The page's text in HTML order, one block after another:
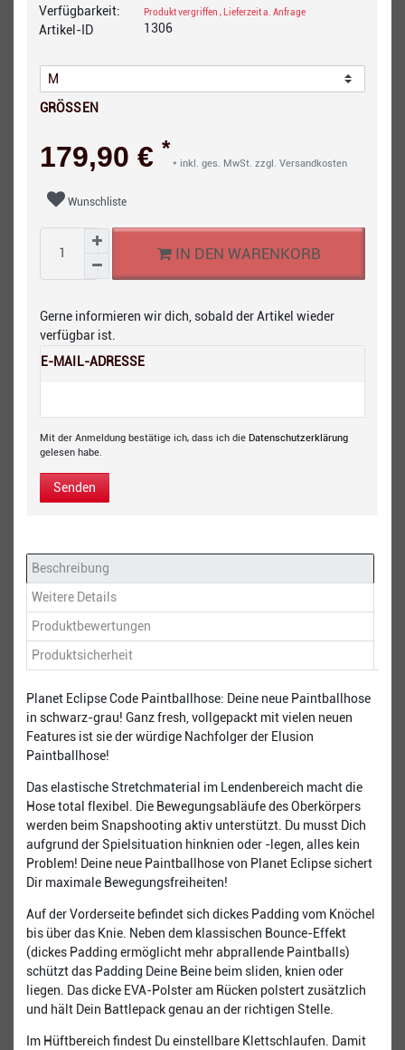
Verfügbarkeit:
Artikel-ID
Produkt vergriffen , Lieferzeit a. Anfrage
1306
GRÖSSEN
179,90 € *
* inkl. ges. MwSt. zzgl. Versandkosten
Wunschliste
IN DEN WARENKORB
Gerne informieren wir dich, sobald der Artikel wieder
verfügbar ist.
E-MAIL-ADRESSE
Mit der Anmeldung bestätige ich, dass ich die Daten­schutz­erklärung
gelesen habe.
Senden
Beschreibung
Weitere Details
Produktbewertungen
Produktsicherheit
Planet Eclipse Code Paintballhose: Deine neue Paintballhose
in schwarz-grau! Ganz fresh, vollgepackt mit vielen neuen
Features ist sie der würdige Nachfolger der Elusion
Paintballhose!
Das elastische Stretchmaterial im Lendenbereich macht die
Hose total flexibel. Die Bewegungsabläufe des Oberkörpers
werden beim Snapshooting aktiv unterstützt. Du musst Dich
aufgrund der Spielsituation hinknien oder -legen, alles kein
Problem! Deine neue Paintballhose von Planet Eclipse sichert
Dir maximale Bewegungsfreiheiten!
Auf der Vorderseite befindet sich dickes Padding vom Knöchel
bis über das Knie. Neben dem klassischen Bounce-Effekt
(dickes Padding ermöglicht mehr abprallende Paintballs)
schützt das Padding Deine Beine beim sliden, knien oder
liegen. Das dicke EVA-Polster am Rücken polstert zusätzlich
und hält Dein Battlepack genau an der richtigen Stelle.
Im Hüftbereich findest Du einstellbare Klettschlaufen. Damit